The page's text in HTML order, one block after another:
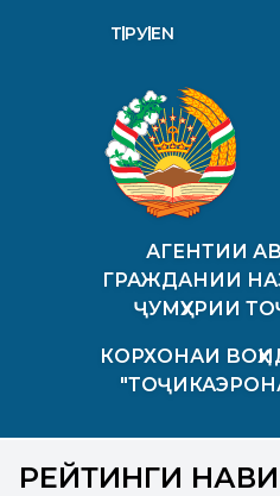
АГЕНТИИ
ГРАЖДАНИИ
ҶУМҲУРИИ
КОРХОНАИ
ТҶ РУEN
РЕЙТИНГИ НАВИ